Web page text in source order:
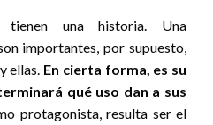
tienen una historia. Una
importantes, por supuesto,
ellas. En cierta forma, es su
qué uso dan a sus
protagonista, resulta ser el